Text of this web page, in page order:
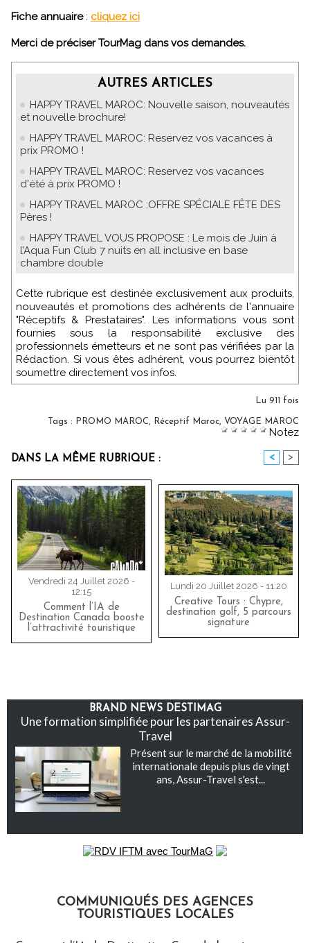
Fiche annuaire: cliquez ici
Merci de préciser TourMag dans vos demandes.
AUTRES ARTICLES
HAPPY TRAVEL MAROC: Nouvelle saison, nouveautés
et nouvelle brochure!
HAPPY TRAVEL MAROC: Reservez vos vacances à
prix PROMO !
HAPPY TRAVEL MAROC: Reservez vos vacances
d'été à prix PROMO !
HAPPY TRAVEL MAROC :OFFRE SPÉCIALE FÊTE DES
Pères !
HAPPY TRAVEL VOUS PROPOSE : Le mois de Juin à
l’Aqua Fun Club 7 nuits en all inclusive en base
chambre double
Cette rubrique est destinée exclusivement aux produits,
nouveautés et promotions des adhérents de l'annuaire
"Réceptifs & Prestataires". Les informations vous sont
fournies sous la responsabilité exclusive des
professionnels émetteurs et ne sont pas vérifiées par la
Rédaction. Si vous êtes adhérent, vous pourrez bientôt
soumettre directement vos infos.
Lu 911 fois
Tags : PROMO MAROC, Réceptif Maroc, VOYAGE MAROC
Notez
DANS LA MÊME RUBRIQUE : < >
Vendredi 24 Juillet 2026 -
12:15
Comment l’IA de
Destination Canada booste
l’attractivité touristique
Lundi 20 Juillet 2026 - 11:20
Creative Tours : Chypre,
destination golf, 5 parcours
signature
BRAND NEWS DESTIMAG
Une formation simplifiée pour les partenaires Assur-
Travel
Présent sur le marché de la mobilité
internationale depuis plus de vingt
ans, Assur-Travel s'est...
COMMUNIQUÉS DES AGENCES
TOURISTIQUES LOCALES